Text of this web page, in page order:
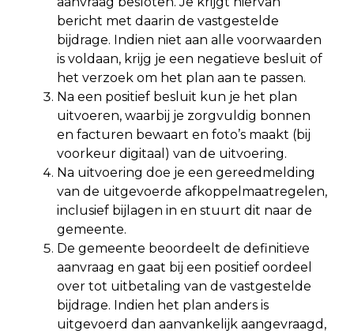
bericht met daarin de vastgestelde
bijdrage. Indien niet aan alle voorwaarden
is voldaan, krijg je een negatieve besluit of
het verzoek om het plan aan te passen.
Na een positief besluit kun je het plan
uitvoeren, waarbij je zorgvuldig bonnen
en facturen bewaart en foto’s maakt (bij
voorkeur digitaal) van de uitvoering.
Na uitvoering doe je een gereedmelding
van de uitgevoerde afkoppelmaatregelen,
inclusief bijlagen in en stuurt dit naar de
gemeente.
De gemeente beoordeelt de definitieve
aanvraag en gaat bij een positief oordeel
over tot uitbetaling van de vastgestelde
bijdrage. Indien het plan anders is
uitgevoerd dan aanvankelijk aangevraagd,